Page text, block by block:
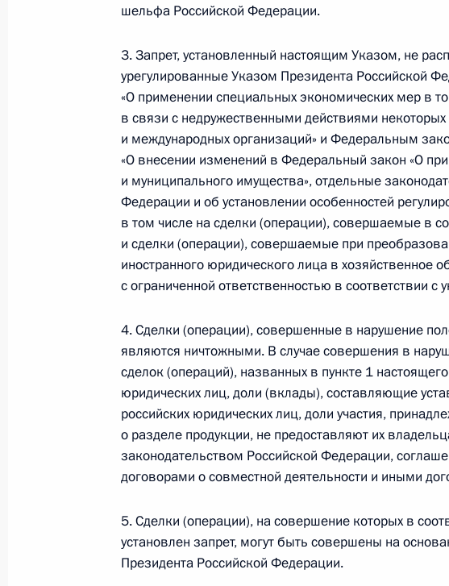
4 августа 2022 года, 09:00
1 августа 2022 года, понедельник
Указ о дальнейшем развитии АО «Объединённая
1 августа 2022 года, 13:15
31 июля 2022 года, воскресенье
Утверждён Корабельный устав Военно-
31 июля 2022 года, 10:55
Утверждена Морская доктрина Российской
31 июля 2022 года, 10:50
29 июля 2022 года, пятница
29 июля 2022 года, 15:10
шельфа Российской Федерации.
3. Запрет, установленный настоящим Указом, не
урегулированные Указом Президента Российской
«О применении специальных экономических мер в
в связи с недружественными действиями некоторых
и международных организаций» и Федеральным
«О внесении изменений в Федеральный закон «О
и муниципального имущества», отдельные
Федерации и об установлении особенностей
в том числе на сделки (операции), совершаемые в
и сделки (операции), совершаемые при
иностранного юридического лица в хозяйственное
с ограниченной ответственностью в соответствии
4. Сделки (операции), совершенные в нарушение
являются ничтожными. В случае совершения в
сделок (операций), названных в пункте 1
юридических лиц, доли (вклады), составляющие
российских юридических лиц, доли участия,
о разделе продукции, не предоставляют их
законодательством Российской Федерации,
договорами о совместной деятельности и иными
5. Сделки (операции), на совершение которых в
установлен запрет, могут быть совершены на
Президента Российской Федерации.